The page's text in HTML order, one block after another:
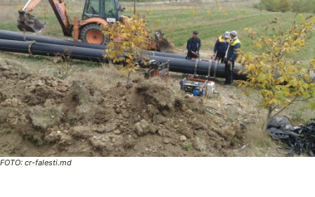
Produs Acasă
FOTO: cr-falesti.md